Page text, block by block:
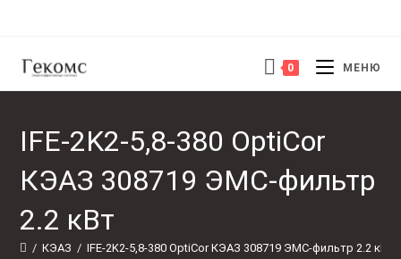
0 МЕНЮ
IFE-2K2-5,8-380 OptiCor
КЭАЗ 308719 ЭМС-фильтр
2.2 кВт
/ КЭАЗ / IFE-2K2-5,8-380 OptiCor КЭАЗ 308719 ЭМС-фильтр 2.2 кВт